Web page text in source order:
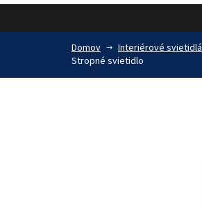
Domov Interiérové svietidlá
Stropné svietidlo